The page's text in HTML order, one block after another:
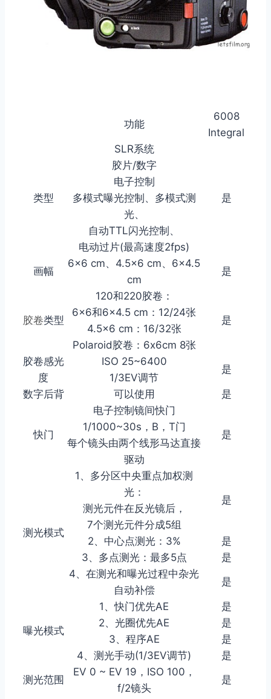
功能
6008
Integral
类型
SLR系统
是
胶片/数字
电子控制
多模式曝光控制、多模式测
光、
自动TTL闪光控制、
电动过片(最高速度2fps)
画幅
6×6 cm、4.5×6 cm、6×4.5
cm
是
胶卷类型
120和220胶卷：
是
6×6和6×4.5 cm：12/24张
4.5×6 cm：16/32张
Polaroid胶卷：6x6cm 8张
胶卷感光
度
ISO 25~6400
是
1/3EV调节
数字后背
可以使用 是
快门
电子控制镜间快门
是
1/1000~30s，B，T门
每个镜头由两个线形马达直接
驱动
测光模式
1、多分区中央重点加权测
光：
是
测光元件在反光镜后，
7个测光元件分成5组
2、中心点测光：3%
是
3、多点测光：最多5点
是
4、在测光和曝光过程中杂光
自动补偿
是
曝光模式
1、快门优先AE
是
2、光圈优先AE
是
3、程序AE
是
4、测光手动(1/3EV调节)
是
测光范围
EV 0 ~ EV 19，ISO 100，
f/2镜头
是